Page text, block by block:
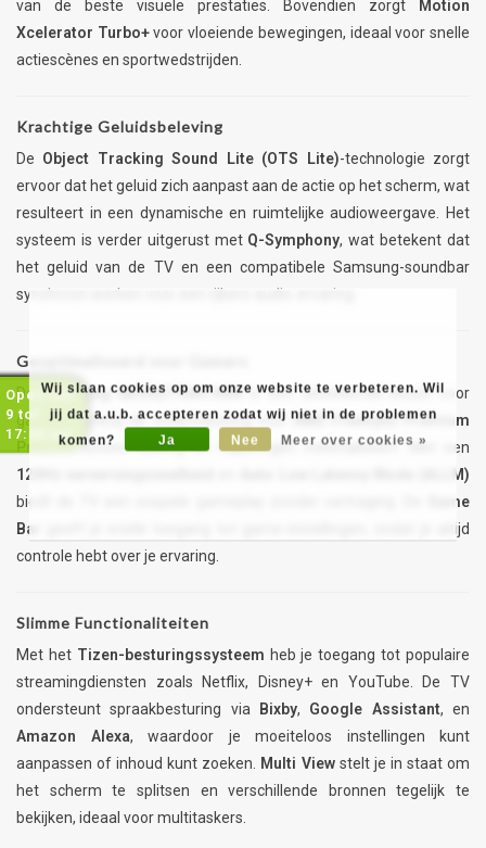
van de beste visuele prestaties. Bovendien zorgt
Motion
Xcelerator Turbo+voor vloeiende bewegingen, ideaal voor snelle
actiescènes en sportwedstrijden.
Krachtige Geluidsbeleving
De Object Tracking Sound Lite (OTS Lite)-technologie zorgt
ervoor dat het geluid zich aanpast aan de actie op het scherm, wat
resulteert in een dynamische en ruimtelijke audioweergave. Het
systeem is verder uitgerust met Q-Symphony, wat betekent dat
het geluid van de TV en een compatibele Samsung-soundbar
synchroon werken voor een rijkere audio-ervaring.
Geoptimaliseerd voor Gamers
DeSamsung QE55Q77DATXXNis een uitstekende keuze voor
gamers dankzij de ondersteuning voorAMD FreeSync Premium
, die screen tearing en haperingen minimaliseert. Met een
120Hz verversingssnelheid
Auto Low Latency Mode (ALLM)
biedt de TV een soepele gameplay zonder vertraging. De
Game
Bar
geeft je snelle toegang tot game-instellingen, zodat je altijd
controle hebt over je ervaring.
Slimme Functionaliteiten
Met het Tizen-besturingssysteem heb je toegang tot populaire
streamingdiensten zoals Netflix, Disney+ en YouTube. De TV
ondersteunt spraakbesturing via
Bixby, Google Assistant, en
Amazon Alexa, waardoor je moeiteloos instellingen kunt
aanpassen of inhoud kunt zoeken. Multi Viewstelt je in staat om
het scherm te splitsen en verschillende bronnen tegelijk te
bekijken, ideaal voor multitaskers.
Open van
9 tot
17:00 uur
Wij slaan cookies op om onze website te verbeteren. Wil
jij dat a.u.b. accepteren zodat wij niet in de problemen
komen?
Ja Nee Meer over cookies »